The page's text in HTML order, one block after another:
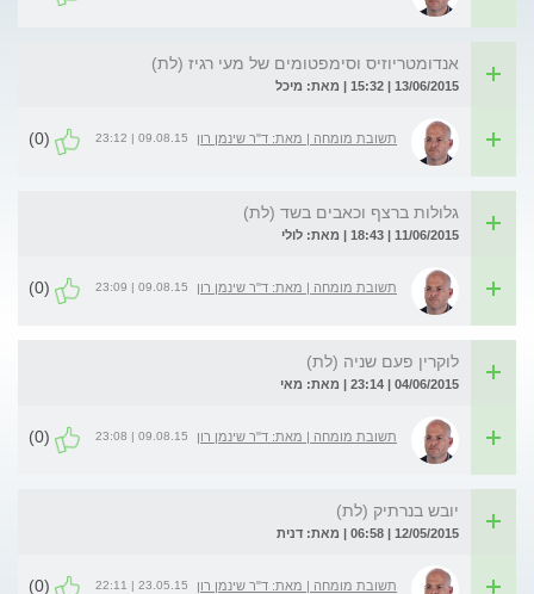
אנדומטריוזיס וסימפטומים של מעי רגיז (לת)
13/06/2015 | 15:32 | מאת: מיכל
תשובת מומחה | מאת: ד"ר שינמן רון 09.08.15 | 23:12
(0)
גלולות ברצף וכאבים בשד (לת)
11/06/2015 | 18:43 | מאת: לולי
תשובת מומחה | מאת: ד"ר שינמן רון 09.08.15 | 23:09
(0)
לוקרין פעם שניה (לת)
04/06/2015 | 23:14 | מאת: מאי
תשובת מומחה | מאת: ד"ר שינמן רון 09.08.15 | 23:08
(0)
יובש בנרתיק (לת)
12/05/2015 | 06:58 | מאת: דנית
תשובת מומחה | מאת: ד"ר שינמן רון 23.05.15 | 22:11
(0)